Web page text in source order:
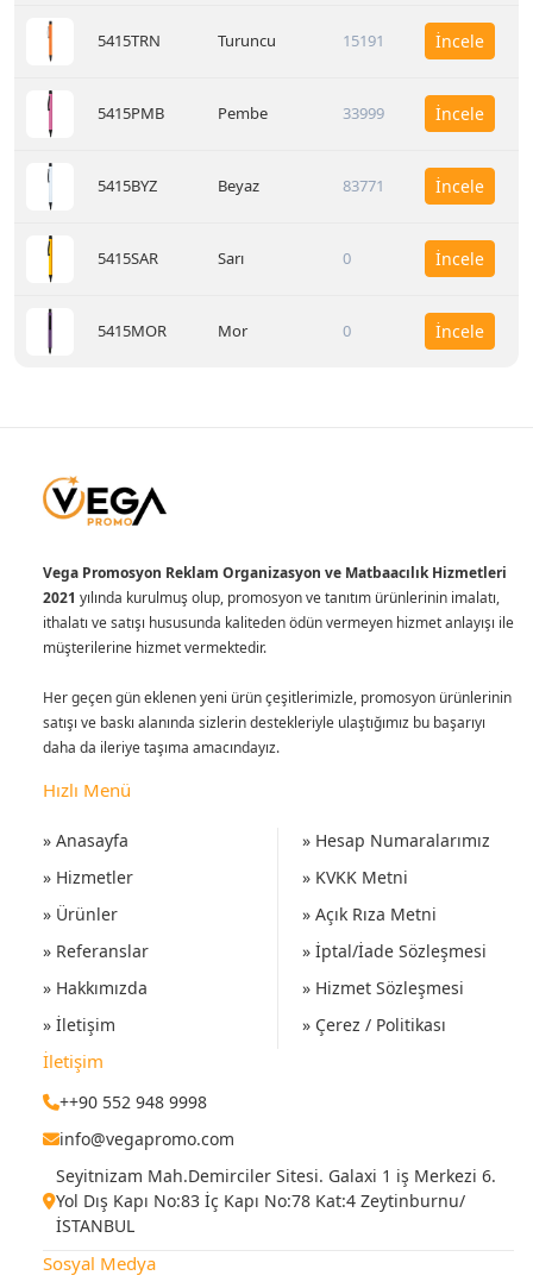
5415TRN Turuncu 15191 İncele
5415PMB Pembe 33999 İncele
5415BYZ Beyaz 83771 İncele
5415SAR Sarı 0 İncele
5415MOR Mor 0 İncele
Vega Promosyon Reklam Organizasyon ve Matbaacılık Hizmetleri
2021 yılında kurulmuş olup, promosyon ve tanıtım ürünlerinin imalatı,
ithalatı ve satışı hususunda kaliteden ödün vermeyen hizmet anlayışı ile
müşterilerine hizmet vermektedir.
Her geçen gün eklenen yeni ürün çeşitlerimizle, promosyon ürünlerinin
satışı ve baskı alanında sizlerin destekleriyle ulaştığımız bu başarıyı
daha da ileriye taşıma amacındayız.
Hızlı Menü
» Anasayfa
» Hizmetler
» Ürünler
» Referanslar
» Hakkımızda
» İletişim
» Hesap Numaralarımız
» KVKK Metni
» Açık Rıza Metni
» İptal/İade Sözleşmesi
» Hizmet Sözleşmesi
» Çerez / Politikası
İletişim
++90 552 948 9998
info@vegapromo.com
Seyitnizam Mah.Demirciler Sitesi. Galaxi 1 iş Merkezi 6.
Yol Dış Kapı No:83 İç Kapı No:78 Kat:4 Zeytinburnu/
İSTANBUL
Sosyal Medya